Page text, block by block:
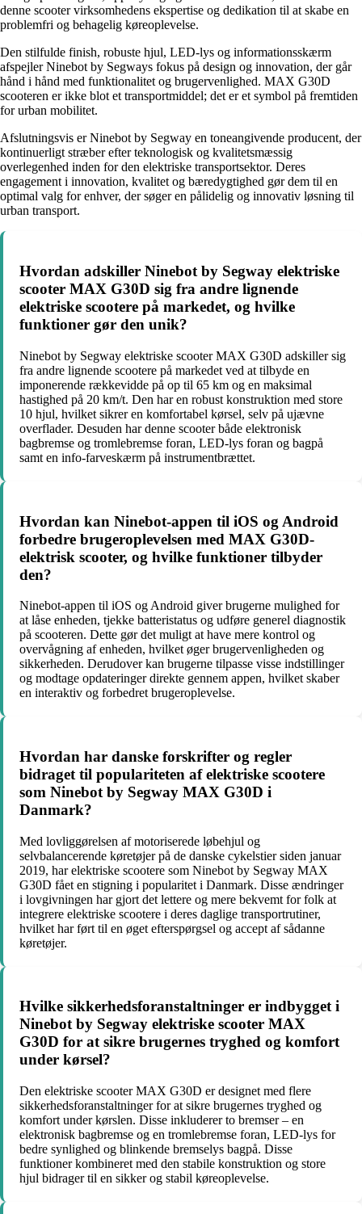
denne scooter virksomhedens ekspertise og dedikation til at skabe en
problemfri og behagelig køreoplevelse.
Den stilfulde finish, robuste hjul, LED-lys og informationsskærm
afspejler Ninebot by Segways fokus på design og innovation, der går
hånd i hånd med funktionalitet og brugervenlighed. MAX G30D
scooteren er ikke blot et transportmiddel; det er et symbol på fremtiden
for urban mobilitet.
Afslutningsvis er Ninebot by Segway en toneangivende producent, der
kontinuerligt stræber efter teknologisk og kvalitetsmæssig
overlegenhed inden for den elektriske transportsektor. Deres
engagement i innovation, kvalitet og bæredygtighed gør dem til en
optimal valg for enhver, der søger en pålidelig og innovativ løsning til
urban transport.
Hvordan adskiller Ninebot by Segway elektriske
scooter MAX G30D sig fra andre lignende
elektriske scootere på markedet, og hvilke
funktioner gør den unik?
Ninebot by Segway elektriske scooter MAX G30D adskiller sig
fra andre lignende scootere på markedet ved at tilbyde en
imponerende rækkevidde på op til 65 km og en maksimal
hastighed på 20 km/t. Den har en robust konstruktion med store
10 hjul, hvilket sikrer en komfortabel kørsel, selv på ujævne
overflader. Desuden har denne scooter både elektronisk
bagbremse og tromlebremse foran, LED-lys foran og bagpå
samt en info-farveskærm på instrumentbrættet.
Hvordan kan Ninebot-appen til iOS og Android
forbedre brugeroplevelsen med MAX G30D-
elektrisk scooter, og hvilke funktioner tilbyder
den?
Ninebot-appen til iOS og Android giver brugerne mulighed for
at låse enheden, tjekke batteristatus og udføre generel diagnostik
på scooteren. Dette gør det muligt at have mere kontrol og
overvågning af enheden, hvilket øger brugervenligheden og
sikkerheden. Derudover kan brugerne tilpasse visse indstillinger
og modtage opdateringer direkte gennem appen, hvilket skaber
en interaktiv og forbedret brugeroplevelse.
Hvordan har danske forskrifter og regler
bidraget til populariteten af elektriske scootere
som Ninebot by Segway MAX G30D i
Danmark?
Med lovliggørelsen af motoriserede løbehjul og
selvbalancerende køretøjer på de danske cykelstier siden januar
2019, har elektriske scootere som Ninebot by Segway MAX
G30D fået en stigning i popularitet i Danmark. Disse ændringer
i lovgivningen har gjort det lettere og mere bekvemt for folk at
integrere elektriske scootere i deres daglige transportrutiner,
hvilket har ført til en øget efterspørgsel og accept af sådanne
køretøjer.
Hvilke sikkerhedsforanstaltninger er indbygget i
Ninebot by Segway elektriske scooter MAX
G30D for at sikre brugernes tryghed og komfort
under kørsel?
Den elektriske scooter MAX G30D er designet med flere
sikkerhedsforanstaltninger for at sikre brugernes tryghed og
komfort under kørslen. Disse inkluderer to bremser – en
elektronisk bagbremse og en tromlebremse foran, LED-lys for
bedre synlighed og blinkende bremselys bagpå. Disse
funktioner kombineret med den stabile konstruktion og store
hjul bidrager til en sikker og stabil køreoplevelse.